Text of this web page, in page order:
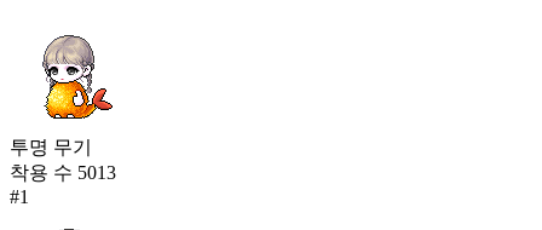
투명 무기
착용 수 5013
#1